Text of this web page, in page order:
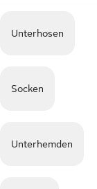
Unterhosen
Socken
Unterhemden